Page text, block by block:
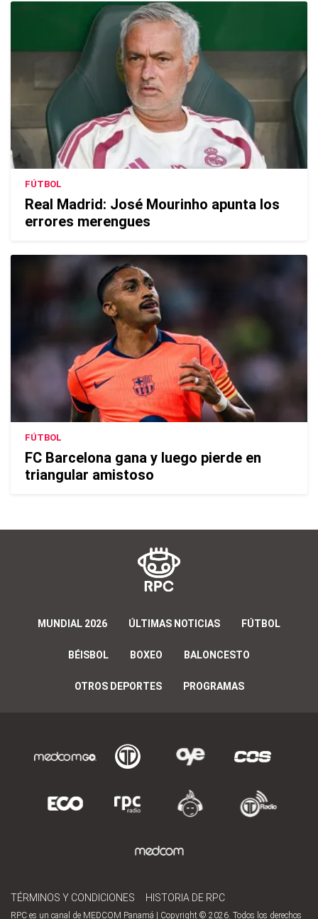
FÚTBOL
Real Madrid: José Mourinho apunta los
errores merengues
FÚTBOL
FC Barcelona gana y luego pierde en
triangular amistoso
MUNDIAL 2026 ÚLTIMAS NOTICIAS FÚTBOL
BÉISBOL BOXEO BALONCESTO
OTROS DEPORTES PROGRAMAS
TÉRMINOS Y CONDICIONES HISTORIA DE RPC
RPC es un canal de MEDCOM Panamá | Copyright © 2026. Todos los derechos